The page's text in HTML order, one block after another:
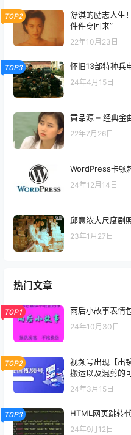
TOP2
舒淇的励志人生
件件穿回来”
22年10月23日
TOP3 怀旧13部特种兵
24年4月15日
黄品源 – 经典金
22年7月26日
WordPress卡顿
24年12月14日
邱意浓大尺度剧
23年1月27日
热门文章
TOP1 雨后小故事表情
24年10月30日
TOP2
视频号出现【出
搬运以及混剪的
24年3月15日
TOP3 HTML网页跳转
24年9月12日